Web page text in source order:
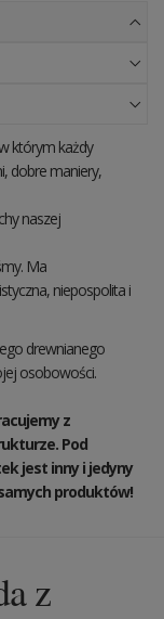
którym każdy
dobre maniery,
naszej
Ma
niepospolita i
drewnianego
osobowości.
z
Pod
jest inny i jedyny
produktów!
z